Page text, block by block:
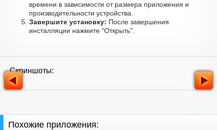
времени в зависимости от размера приложения и
производительности устройства.
Завершите установку: После завершения
инсталляции нажмите "Открыть".
Скриншоты:
Похожие приложения: